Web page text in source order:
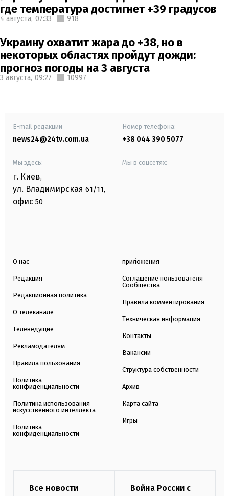
где температура достигнет +39 градусов
4 августа, 07:33 918
Украину охватит жара до +38, но в
некоторых областях пройдут дожди:
прогноз погоды на 3 августа
3 августа, 09:27 10997
E-mail редакции
news24@24tv.com.ua
Номер телефона:
+38 044 390 5077
Мы здесь:
г. Киев,
ул. Владимирская 61/11,
офис 50
Мы в соцсетях:
О нас
Редакция
Редакционная политика
О телеканале
Телеведущие
Рекламодателям
Правила пользования
Политика
конфиденциальности
Политика использования
искусственного интеллекта
Политика
конфиденциальности
приложения
Соглашение пользователя
Сообщества
Правила комментирования
Техническая информация
Контакты
Вакансии
Структура собственности
Архив
Карта сайта
Игры
Все новости
Война России с